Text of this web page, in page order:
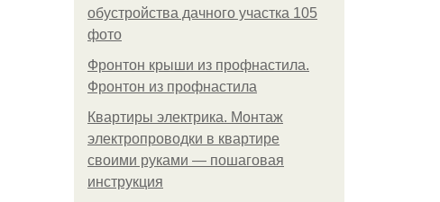
обустройства дачного участка 105
фото
Фронтон крыши из профнастила.
Фронтон из профнастила
Квартиры электрика. Монтаж
электропроводки в квартире
своими руками — пошаговая
инструкция